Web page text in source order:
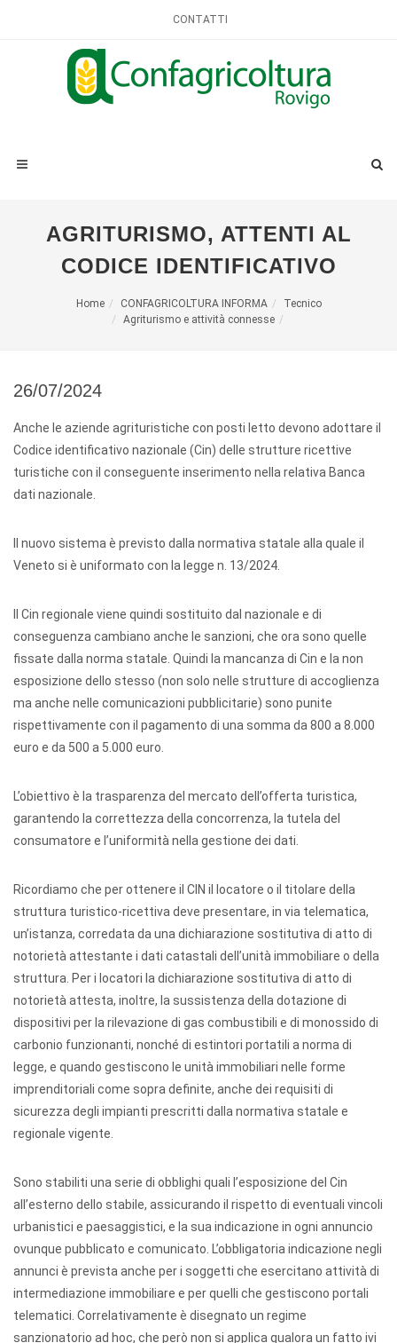
CONTATTI
AGRITURISMO, ATTENTI AL
CODICE IDENTIFICATIVO
Home CONFAGRICOLTURA INFORMA
Tecnico
Agriturismo e attività connesse
26/07/2024
Anche le aziende agrituristiche con posti letto devono adottare il
Codice identificativo nazionale (Cin) delle strutture ricettive
turistiche con il conseguente inserimento nella relativa Banca
dati nazionale.
Il nuovo sistema è previsto dalla normativa statale alla quale il
Veneto si è uniformato con la legge n. 13/2024.
Il Cin regionale viene quindi sostituito dal nazionale e di
conseguenza cambiano anche le sanzioni, che ora sono quelle
fissate dalla norma statale. Quindi la mancanza di Cin e la non
esposizione dello stesso (non solo nelle strutture di accoglienza
ma anche nelle comunicazioni pubblicitarie) sono punite
rispettivamente con il pagamento di una somma da 800 a 8.000
euro e da 500 a 5.000 euro.
L’obiettivo è la trasparenza del mercato dell’offerta turistica,
garantendo la correttezza della concorrenza, la tutela del
consumatore e l’uniformità nella gestione dei dati.
Ricordiamo che per ottenere il CIN il locatore o il titolare della
struttura turistico-ricettiva deve presentare, in via telematica,
un’istanza, corredata da una dichiarazione sostitutiva di atto di
notorietà attestante i dati catastali dell’unità immobiliare o della
struttura. Per i locatori la dichiarazione sostitutiva di atto di
notorietà attesta, inoltre, la sussistenza della dotazione di
dispositivi per la rilevazione di gas combustibili e di monossido di
carbonio funzionanti, nonché di estintori portatili a norma di
legge, e quando gestiscono le unità immobiliari nelle forme
imprenditoriali come sopra definite, anche dei requisiti di
sicurezza degli impianti prescritti dalla normativa statale e
regionale vigente.
Sono stabiliti una serie di obblighi quali l’esposizione del Cin
all’esterno dello stabile, assicurando il rispetto di eventuali vincoli
urbanistici e paesaggistici, e la sua indicazione in ogni annuncio
ovunque pubblicato e comunicato. L’obbligatoria indicazione negli
annunci è prevista anche per i soggetti che esercitano attività di
intermediazione immobiliare e per quelli che gestiscono portali
telematici. Correlativamente è disegnato un regime
sanzionatorio ad hoc, che però non si applica qualora un fatto ivi